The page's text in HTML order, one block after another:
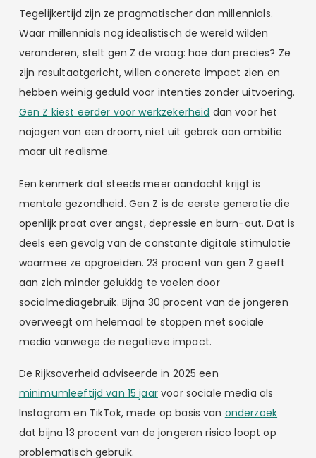
Tegelijkertijd zijn ze pragmatischer dan millennials.
Waar millennials nog idealistisch de wereld wilden
veranderen, stelt gen Z de vraag: hoe dan precies? Ze
zijn resultaatgericht, willen concrete impact zien en
hebben weinig geduld voor intenties zonder uitvoering.
Gen Z kiest eerder voor werkzekerheid dan voor het
najagen van een droom, niet uit gebrek aan ambitie
maar uit realisme.
Een kenmerk dat steeds meer aandacht krijgt is
mentale gezondheid. Gen Z is de eerste generatie die
openlijk praat over angst, depressie en burn-out. Dat is
deels een gevolg van de constante digitale stimulatie
waarmee ze opgroeiden. 23 procent van gen Z geeft
aan zich minder gelukkig te voelen door
socialmediagebruik. Bijna 30 procent van de jongeren
overweegt om helemaal te stoppen met sociale
media vanwege de negatieve impact.
De Rijksoverheid adviseerde in 2025 een
minimumleeftijd van 15 jaarvoor sociale media als
Instagram en TikTok, mede op basis van onderzoek
dat bijna 13 procent van de jongeren risico loopt op
problematisch gebruik.